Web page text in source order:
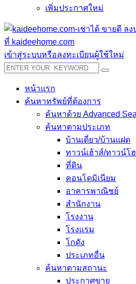
เพิ่มประกาศใหม่
เข้าสู่ระบบหรือลงทะเบียนผู้ใช้ใหม่
หน้าแรก
ค้นหาทรัพย์ที่ต้องการ
ค้นหาด้วย Advanced
ค้นหาตามประเภท
บ้านเดี่ยว/บ้านแฝด
ทาวน์เฮ้าส์/ทาวน์โ
ที่ดิน
คอนโดมิเนียม
อาคารพาณิชย์
สำนักงาน
โรงงาน
โรงแรม
โกดัง
ประเภทอื่น
ค้นหาตามสถานะ
ประกาศขาย